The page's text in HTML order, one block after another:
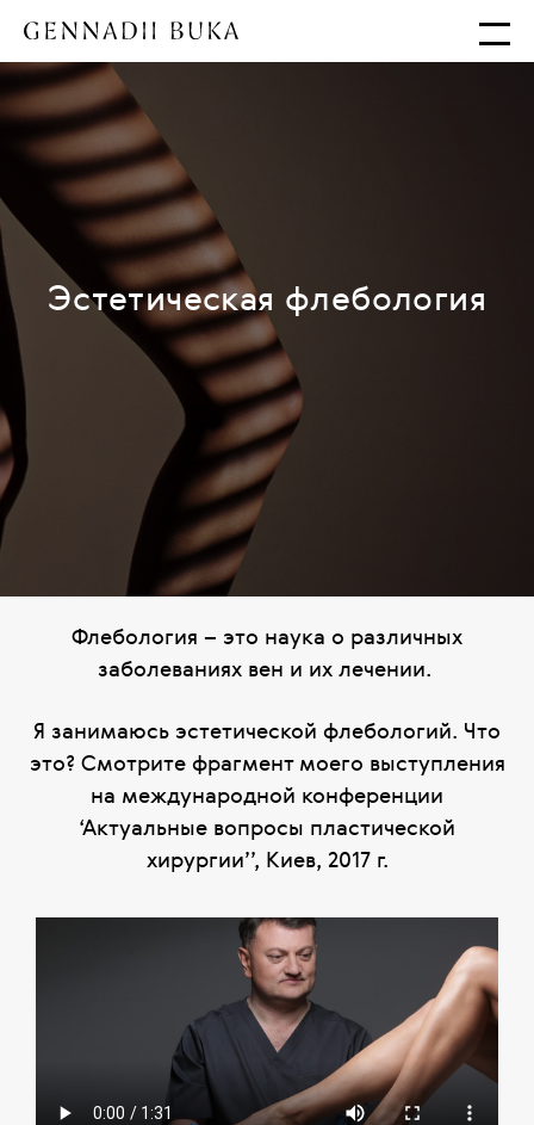
Эстетическая флебология
Флебология – это наука о различных
заболеваниях вен и их лечении.
Я занимаюсь эстетической флебологий. Что
это? Смотрите фрагмент моего выступления
на международной конференции
‘Актуальные вопросы пластической
хирургии’’, Киев, 2017 г.